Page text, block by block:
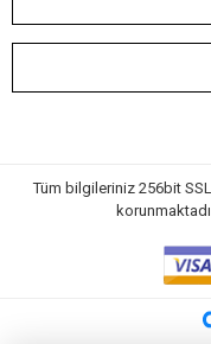
Tüm bilgileriniz 256bit